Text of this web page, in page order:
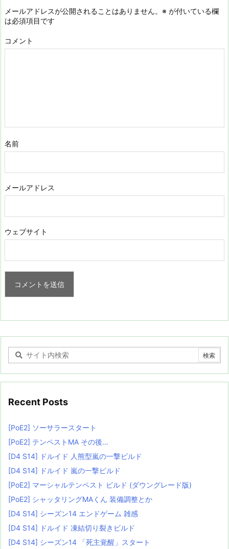
メールアドレスが公開されることはありません。 ※ が付いている欄
は必須項目です
コメント
名前
メールアドレス
ウェブサイト
Recent Posts
[PoE2] ソーサラースタート
[PoE2] テンペストMA その後…
[D4 S14] ドルイド 人熊型嵐の一撃ビルド
[D4 S14] ドルイド 嵐の一撃ビルド
[PoE2] マーシャルテンペスト ビルド (ダウングレード版)
[PoE2] シャッタリングMAくん 装備調整とか
[D4 S14] シーズン14 エンドゲーム 雑感
[D4 S14] ドルイド 凍結切り裂きビルド
[D4 S14] シーズン14 「死主覚醒」スタート